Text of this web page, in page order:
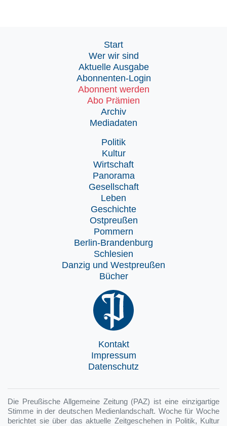
Start
Wer wir sind
Aktuelle Ausgabe
Abonnenten-Login
Abonnent werden
Abo Prämien
Archiv
Mediadaten
Politik
Kultur
Wirtschaft
Panorama
Gesellschaft
Leben
Geschichte
Ostpreußen
Pommern
Berlin-Brandenburg
Schlesien
Danzig und Westpreußen
Bücher
Kontakt
Impressum
Datenschutz
Die Preußische Allgemeine Zeitung (PAZ) ist eine einzigartige
Stimme in der deutschen Medienlandschaft. Woche für Woche
berichtet sie über das aktuelle Zeitgeschehen in Politik, Kultur